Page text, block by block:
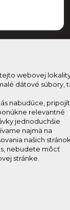
Kam na
odber a
ako prvý
webovej
dátové súbory,
nabudúce,
relevantné
jednoduchšie
najmä na
našich
nebudete môcť
stránke.